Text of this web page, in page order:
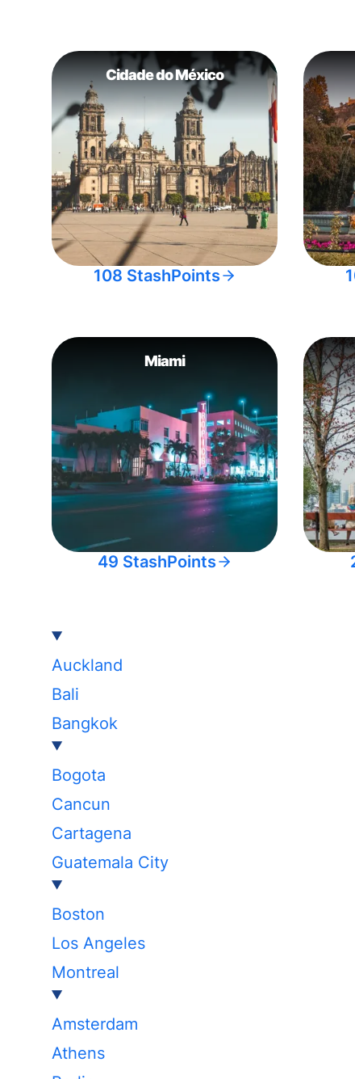
Cidade do México
108 StashPoints
Miami
49 StashPoints
Auckland
Bali
Bangkok
Bogota
Cancun
Cartagena
Guatemala City
Boston
Los Angeles
Montreal
Amsterdam
Athens